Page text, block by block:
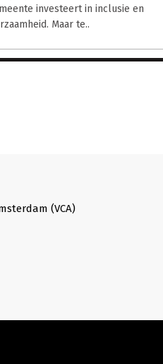
investeert in inclusie en
Maar te..
(VCA)